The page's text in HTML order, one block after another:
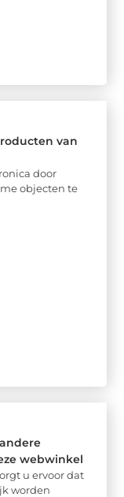
van
door
objecten te
webwinkel
u ervoor dat
worden